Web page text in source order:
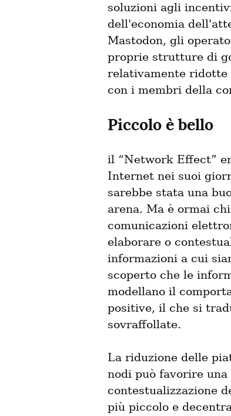
soluzioni agli
dell'economia
Mastodon, gli
proprie strutture di
relativamente ridotte
con i membri della
Piccolo è bello
il “Network Effect”
Internet nei suoi
sarebbe stata una
arena. Ma è ormai
comunicazioni
elaborare o
informazioni a cui
scoperto che le
modellano il
positive, il che si
sovraffollate.
La riduzione delle
nodi può favorire
contestualizzazione
più piccolo e